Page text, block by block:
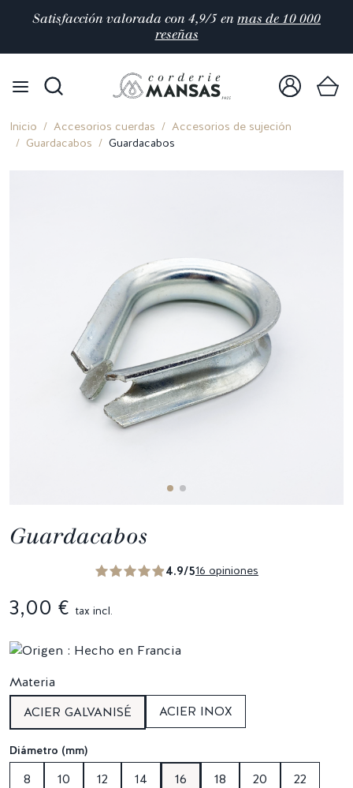
Satisfacción valorada con 4,9/5 en mas de 10 000
reseñas
Inicio Accesorios cuerdas
Accesorios de sujeción
Guardacabos
Guardacabos
Guardacabos
4.9/516 opiniones
3,00 € tax incl.
Materia
ACIER GALVANISÉ
ACIER INOX
Diámetro (mm)
8 10 12 14 16 18 20 22